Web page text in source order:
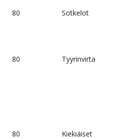
80 Sotkelot
80 Tyyrinvirta
80 Kiekiäiset